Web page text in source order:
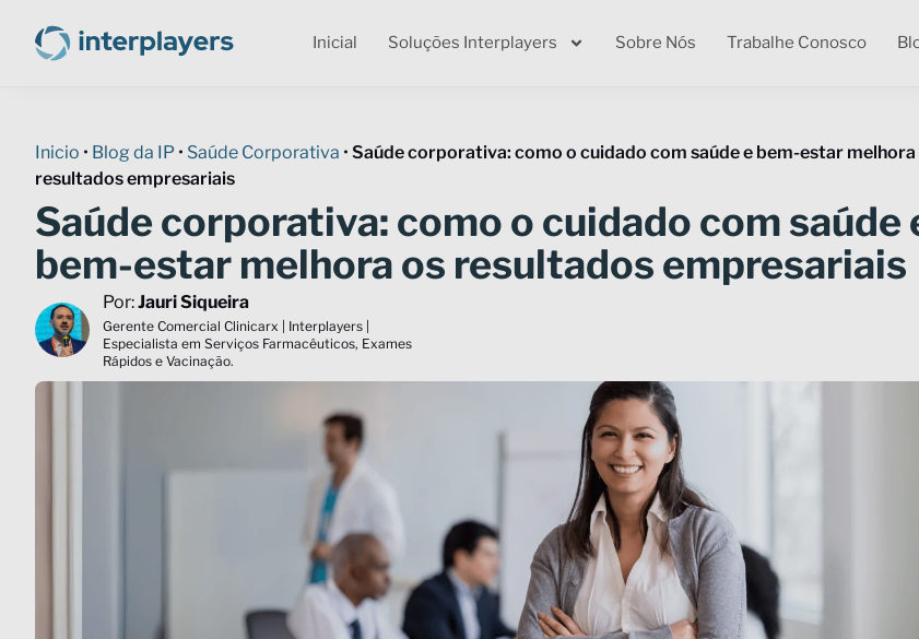
Inicial Soluções Interplayers Sobre Nós Trabalhe Conosco
Inicio • Blog da IP • Saúde Corporativa • Saúde corporativa: como o cuidado com saúde e bem-estar melhora
resultados empresariais
Saúde corporativa: como o cuidado com saúde
bem-estar melhora os resultados empresariais
Por:Jauri Siqueira
Gerente Comercial Clinicarx | Interplayers |
Especialista em Serviços Farmacêuticos, Exames
Rápidos e Vacinação.